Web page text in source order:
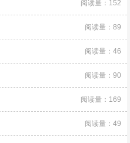
阅读量：152
阅读量：89
阅读量：46
阅读量：90
阅读量：169
阅读量：49